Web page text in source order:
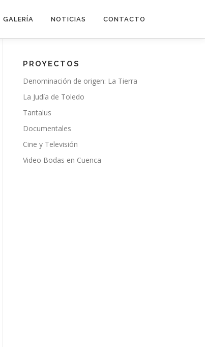
GALERÍA NOTICIAS CONTACTO
PROYECTOS
Denominación de origen: La Tierra
La Judía de Toledo
Tantalus
Documentales
Cine y Televisión
Video Bodas en Cuenca